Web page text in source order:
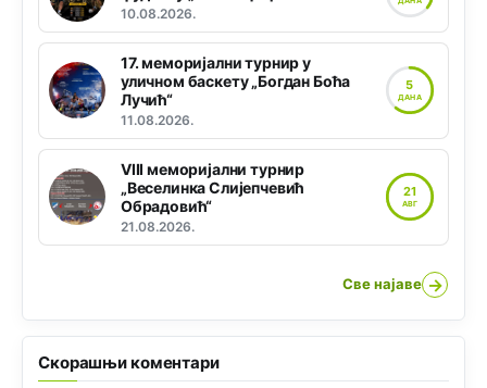
10.08.2026.
17. меморијални турнир у
уличном баскету „Богдан Боћа
Лучић“
11.08.2026.
5
ДАНА
VIII меморијални турнир
„Веселинка Слијепчевић
Обрадовић“
21.08.2026.
21
АВГ
Све најаве →
Скорашњи коментари